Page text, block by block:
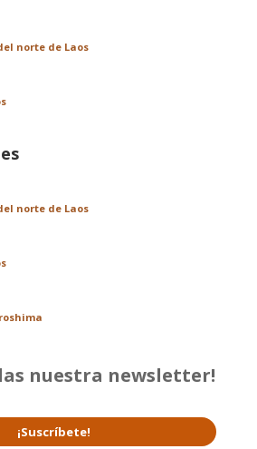
norte de Laos
norte de Laos
nuestra newsletter!
¡Suscríbete!